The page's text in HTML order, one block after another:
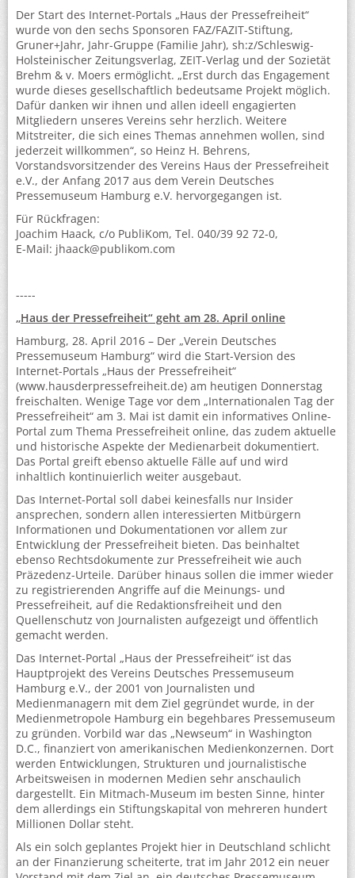
Der Start des Internet-Portals „Haus der Pressefreiheit“
wurde von den sechs Sponsoren FAZ/FAZIT-Stiftung,
Gruner+Jahr, Jahr-Gruppe (Familie Jahr), sh:z/Schleswig-
Holsteinischer Zeitungsverlag, ZEIT-Verlag und der Sozietät
Brehm & v. Moers ermöglicht. „Erst durch das Engagement
wurde dieses gesellschaftlich bedeutsame Projekt möglich.
Dafür danken wir ihnen und allen ideell engagierten
Mitgliedern unseres Vereins sehr herzlich. Weitere
Mitstreiter, die sich eines Themas annehmen wollen, sind
jederzeit willkommen“, so Heinz H. Behrens,
Vorstandsvorsitzender des Vereins Haus der Pressefreiheit
e.V., der Anfang 2017 aus dem Verein Deutsches
Pressemuseum Hamburg e.V. hervorgegangen ist.
Für Rückfragen:
Joachim Haack, c/o PubliKom, Tel. 040/39 92 72-0,
E-Mail: jhaack@publikom.com
-----
„Haus der Pressefreiheit“ geht am 28. April online
Hamburg, 28. April 2016 – Der „Verein Deutsches
Pressemuseum Hamburg“ wird die Start-Version des
Internet-Portals „Haus der Pressefreiheit“
(www.hausderpressefreiheit.de) am heutigen Donnerstag
freischalten. Wenige Tage vor dem „Internationalen Tag der
Pressefreiheit“ am 3. Mai ist damit ein informatives Online-
Portal zum Thema Pressefreiheit online, das zudem aktuelle
und historische Aspekte der Medienarbeit dokumentiert.
Das Portal greift ebenso aktuelle Fälle auf und wird
inhaltlich kontinuierlich weiter ausgebaut.
Das Internet-Portal soll dabei keinesfalls nur Insider
ansprechen, sondern allen interessierten Mitbürgern
Informationen und Dokumentationen vor allem zur
Entwicklung der Pressefreiheit bieten. Das beinhaltet
ebenso Rechtsdokumente zur Pressefreiheit wie auch
Präzedenz-Urteile. Darüber hinaus sollen die immer wieder
zu registrierenden Angriffe auf die Meinungs- und
Pressefreiheit, auf die Redaktionsfreiheit und den
Quellenschutz von Journalisten aufgezeigt und öffentlich
gemacht werden.
Das Internet-Portal „Haus der Pressefreiheit“ ist das
Hauptprojekt des Vereins Deutsches Pressemuseum
Hamburg e.V., der 2001 von Journalisten und
Medienmanagern mit dem Ziel gegründet wurde, in der
Medienmetropole Hamburg ein begehbares Pressemuseum
zu gründen. Vorbild war das „Newseum“ in Washington
D.C., finanziert von amerikanischen Medienkonzernen. Dort
werden Entwicklungen, Strukturen und journalistische
Arbeitsweisen in modernen Medien sehr anschaulich
dargestellt. Ein Mitmach-Museum im besten Sinne, hinter
dem allerdings ein Stiftungskapital von mehreren hundert
Millionen Dollar steht.
Als ein solch geplantes Projekt hier in Deutschland schlicht
an der Finanzierung scheiterte, trat im Jahr 2012 ein neuer